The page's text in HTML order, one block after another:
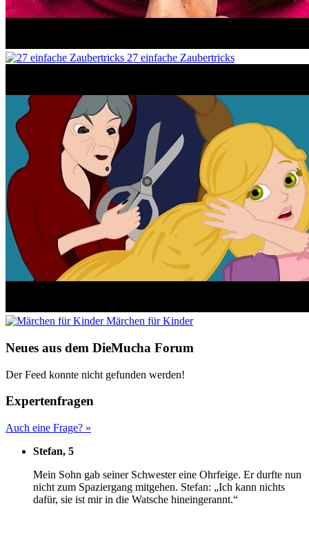
27 einfache Zaubertricks
Märchen für Kinder
Neues aus dem DieMucha Forum
Der Feed konnte nicht gefunden werden!
Expertenfragen
Auch eine Frage? »
Stefan, 5
Mein Sohn gab seiner Schwester eine Ohrfeige. Er durfte nun
nicht zum Spaziergang mitgehen. Stefan: „Ich kann nichts
dafür, sie ist mir in die Watsche hineingerannt.“